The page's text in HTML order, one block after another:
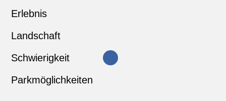
Erlebnis
Landschaft
Schwierigkeit
Parkmöglichkeiten